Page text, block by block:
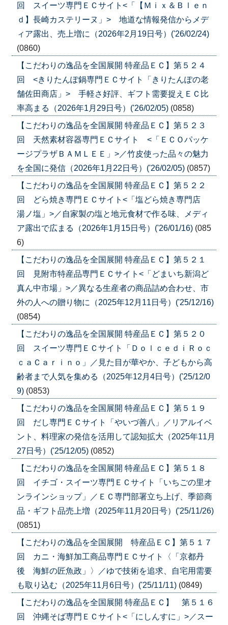
回 スイーツ専門ＥＣサイト<「【Ｍｉｘ＆Ｂｌｅｎ
ｄ】長崎カステリーヌ」> 地道な情報発信からメデ
ィア露出、売上増に（2026年2月19日号）('26/02/24)
(0860)
【こだわりの逸品を全国展開 特産品ＥＣ】第５２４
回 <きりたんぽ鍋専門ＥＣサイト「きりたんぽの老
舗佐田商店」> 手軽さ好評、ギフト需要捉えＥＣ比
率高まる（2026年1月29日号）('26/02/05) (0858)
【こだわりの逸品を全国展開 特産品ＥＣ】第５２３
回 天然素材容器専門ＥＣサイト <「ＥＣＯパッケ
ージプラザＢＡＭＬＥＥ」>／竹皮使った品々の魅力
を全国に発信（2026年1月22日号）('26/02/05) (0857)
【こだわりの逸品を全国展開 特産品ＥＣ】第５２２
回 どら焼き専門ＥＣサイト<「塩どら焼き専門店
湯ノ塩」>／自家製の塩と地元食材で作る味、メディ
ア露出で広まる（2026年1月15日号）('26/01/16) (085
6)
【こだわりの逸品を全国展開 特産品ＥＣ】第５２１
回 見附市特産品専門ＥＣサイト<「どまいち新潟ど
真ん中市場」>／異なる生産者の商品詰め合わせ、市
外の人への贈り物に（2025年12月11日号）('25/12/16)
(0854)
【こだわりの逸品を全国展開 特産品ＥＣ】第５２０
回 スイーツ専門ＥＣサイト「ＤｏｌｃｅｄｉＲｏｃ
ｃａＣａｒｉｎｏ」／見た目が華やか、子どもから高
齢者まで人気を集める（2025年12月4日号）('25/12/0
9) (0853)
【こだわりの逸品を全国展開 特産品ＥＣ】第５１９
回 だし専門ＥＣサイト「やいづ善八」／リアルイベ
ント、料理家の発信を活用して認知拡大（2025年11月
27日号）('25/12/05) (0852)
【こだわりの逸品を全国展開 特産品ＥＣ】第５１８
回 イチゴ・スイーツ専門ＥＣサイト「いちごの里オ
ンラインショップ」／ＥＣ専門部署立ち上げ、季節商
品・ギフト品売上増（2025年11月20日号）('25/11/26)
(0851)
【こだわりの逸品を全国展開 特産品ＥＣ】第５１７
回 カニ・海鮮加工商品専門ＥＣサイト〈「京都丹
後 海鮮の匠魚政」〉／ゆで技術を追求、自宅用需要
も取り込む（2025年11月6日号）('25/11/11) (0849)
【こだわりの逸品を全国展開 特産品ＥＣ】 第５１６
回 沖縄そば専門ＥＣサイト<「にしんすに」>／スー